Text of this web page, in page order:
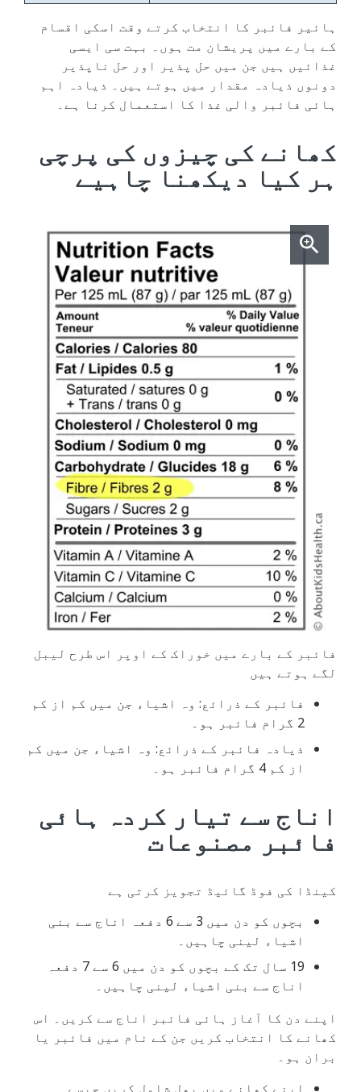
ہائیر فائبر کا انتخاب کرتے وقت اسکی اقسام
کے بارے میں پریشان مت ہوں۔ بہت سی ایسی
غذائیں ہیں جن میں حل پذیر اور حل ناپذیر
دونوں ذیادہ مقدار میں ہوتے ہیں۔ ذیادہ اہم
ہائی فائبر والی غذا کا استعمال کرنا ہے۔
کھانے کی چیزوں کی پرچی
ہر کیا دیکھنا چاہیے
فائبر کے بارے میں خوراک کے اوپر اس طرح لیبل
لگے ہوتے ہیں
فائبر کے ذرائع: وہ اشیاء جن میں کم از کم
2 گرام فائبر ہو۔
ذیادہ فائبر کے ذرائع: وہ اشیاء جن میں کم
از کم 4 گرام فائبر ہو۔
اناج سے تیار کردہ ہائی
فائبر مصنوعات
کینڈا کی فوڈ گائیڈ تجویز کرتی ہے
بچوں کو دن میں 3 سے 6 دفعہ اناج سے بنی
اشیاء لینی چاہیں۔
19 سال تک کے بچوں کو دن میں 6 سے 7 دفعہ
اناج سے بنی اشیاء لینی چاہیں۔
اپنے دن کا آغاز ہائی فائبر اناج سے کریں۔ اس
کھانے کا انتخاب کریں جن کے نام میں فائبر یا
بران ہو۔
اپنے کھانے میں پھل شامل کریں جیسے